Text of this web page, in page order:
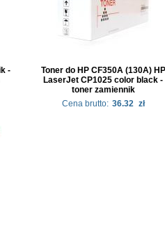
-
Toner do HP CF350A (130A) HP
LaserJet CP1025 color black -
toner zamiennik
Cena brutto: 36.32 zł